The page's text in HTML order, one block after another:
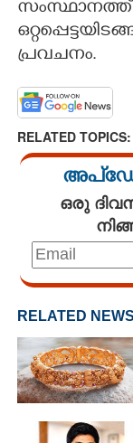
CARTOONS
ZOOM
സംസ്ഥാനത്ത്
പ്രവചനം.
RELATED TOPICS:
ഒരു
RELATED NEWS